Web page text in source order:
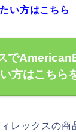
い方はこちら
で
い方はこちら
レックスの商